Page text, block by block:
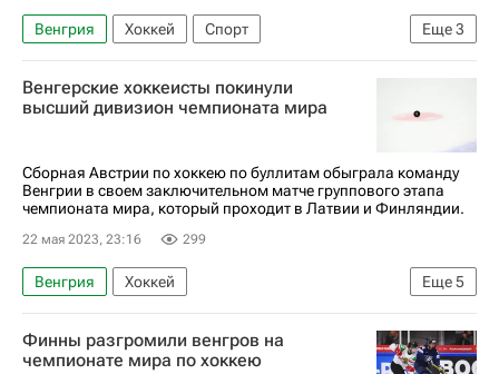
Еще3
Венгрия Хоккей
Спорт
Международная федерация хоккея (IIHF)
Чемпионат мира по хоккею
США
Венгерские хоккеисты покинули
высший дивизион чемпионата мира
Сборная Австрии по хоккею по буллитам обыграла команду
Венгрии в своем заключительном матче группового этапа
чемпионата мира, который проходит в Латвии и Финляндии.
22 мая 2023, 23:16 299
Еще5
Венгрия
Хоккей
Чемпионат мира по хоккею
Международная федерация хоккея (IIHF)
Финны разгромили венгров на
чемпионате мира по хоккею